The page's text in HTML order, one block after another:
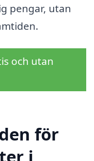
pengar, utan
och utan
för
i